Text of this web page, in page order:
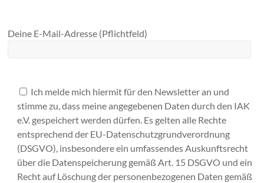
Deine E-Mail-Adresse (Pflichtfeld)
Ich melde mich hiermit für den Newsletter an und
stimme zu, dass meine angegebenen Daten durch den IAK
e.V. gespeichert werden dürfen. Es gelten alle Rechte
entsprechend der EU-Datenschutzgrundverordnung
(DSGVO), insbesondere ein umfassendes Auskunftsrecht
über die Datenspeicherung gemäß Art. 15 DSGVO und ein
Recht auf Löschung der personenbezogenen Daten gemäß